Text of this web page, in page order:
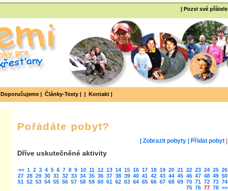
| Pozvi své přátele
Doporučujeme | Články-Texty | | Kontakt |
Pořádáte pobyt?
| Zobrazit pobyty | Přidat pobyt
Dříve uskutečněné aktivity
<< 1 2 3 4 5 6 7 8 9 10 11 12 13 14 15 16 17 18 19 20 21 22 23 24 25 26
27 28 29 30 31 32 33 34 35 36 37 38 39 40 41 42 43 44 45 46 47 48 49 50
51 52 53 54 55 56 57 58 59 60 61 62 63 64 65 66 67 68 69 70 71 72 73 74
75 76 77 78 >>